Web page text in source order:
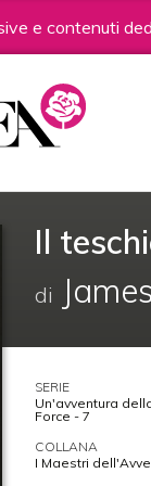
e contenuti
Il
di
SERIE
Un'avventura
Force - 7
COLLANA
I Maestri